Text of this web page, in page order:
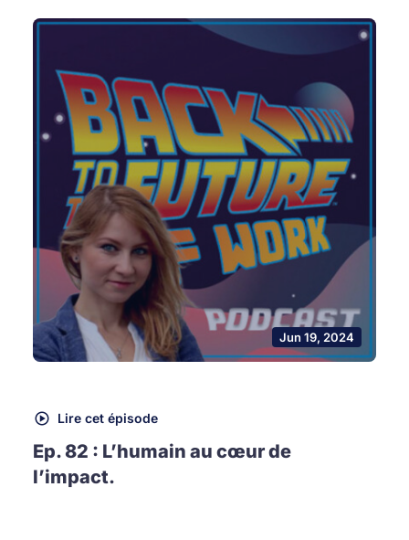
Jun 19, 2024
Lire cet épisode
Ep. 82 : L’humain au cœur de
l’impact.